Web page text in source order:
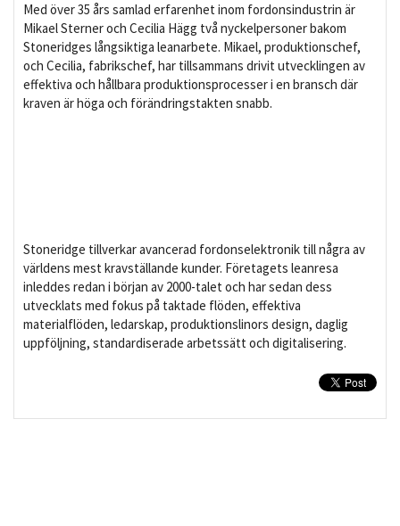
Med över 35 års samlad erfarenhet inom fordonsindustrin är
Mikael Sterner och Cecilia Hägg två nyckelpersoner bakom
Stoneridges långsiktiga leanarbete. Mikael, produktionschef,
och Cecilia, fabrikschef, har tillsammans drivit utvecklingen av
effektiva och hållbara produktionsprocesser i en bransch där
kraven är höga och förändringstakten snabb.
Stoneridge tillverkar avancerad fordonselektronik till några av
världens mest kravställande kunder. Företagets leanresa
inleddes redan i början av 2000-talet och har sedan dess
utvecklats med fokus på taktade flöden, effektiva
materialflöden, ledarskap, produktionslinors design, daglig
uppföljning, standardiserade arbetssätt och digitalisering.